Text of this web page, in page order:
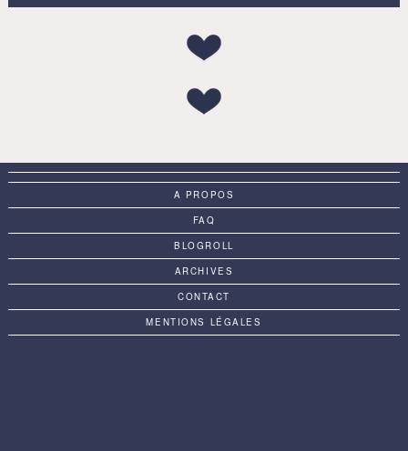
A PROPOS
FAQ
BLOGROLL
ARCHIVES
CONTACT
MENTIONS LÉGALES